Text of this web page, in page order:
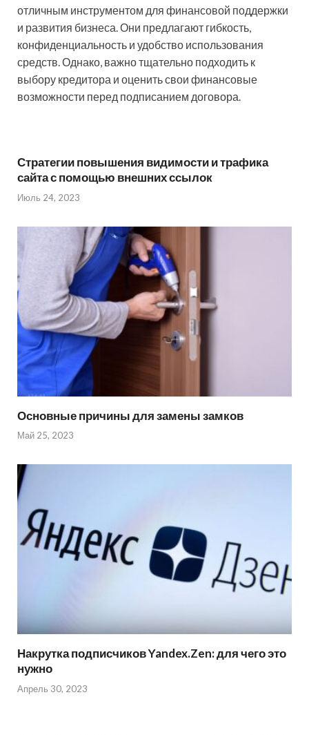
отличным инструментом для финансовой поддержки
и развития бизнеса. Они предлагают гибкость,
конфиденциальность и удобство использования
средств. Однако, важно тщательно подходить к
выбору кредитора и оценить свои финансовые
возможности перед подписанием договора.
Стратегии повышения видимости и трафика
сайта с помощью внешних ссылок
Июль 24, 2023
Основные причины для замены замков
Май 25, 2023
Накрутка подписчиков Yandex.Zen: для чего это
нужно
Апрель 30, 2023